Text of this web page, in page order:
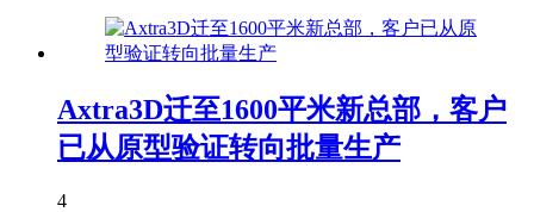
Axtra3D迁至1600平米新总部，客户
已从原型验证转向批量生产
4